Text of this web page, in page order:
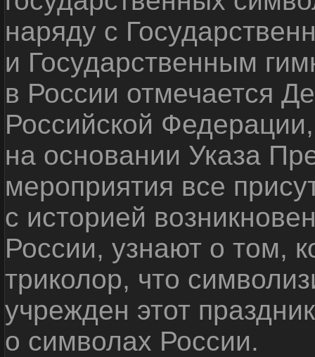
наряду с
и Государственным
в России отмечается
Российской
на основании Указа
мероприятия все
с историей
России, узнают о том,
триколор, что
учрежден этот
о символах России.